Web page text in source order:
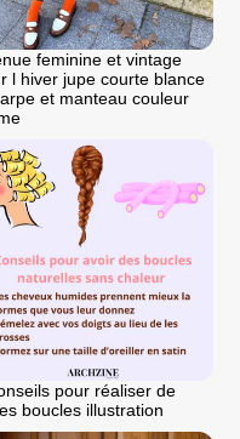
feminine et vintage
l hiver jupe courte blance
et manteau couleur
pour réaliser de
boucles illustration